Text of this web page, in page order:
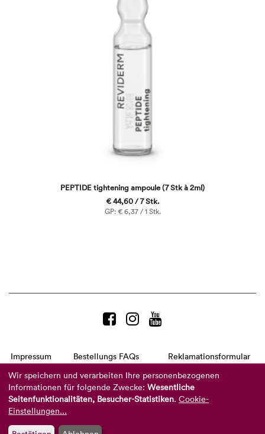
PEPTIDE tightening ampoule (7 Stk à 2ml)
€ 44,60 / 7 Stk.
GP: € 6,37 / 1 Stk.
Impressum Bestellungs FAQs
Reklamationsformular
Telefon:+49 8104 8873-310
(Mo-Do: 9-16 Uhr und Fr: 9-14 Uhr)
Wir speichern und verarbeiten Ihre personenbezogenen
Informationen für folgende Zwecke: Wesentliche
Seitenfunktionalitäten, Besucher-Statistiken. Cookie-
Einstellungen...